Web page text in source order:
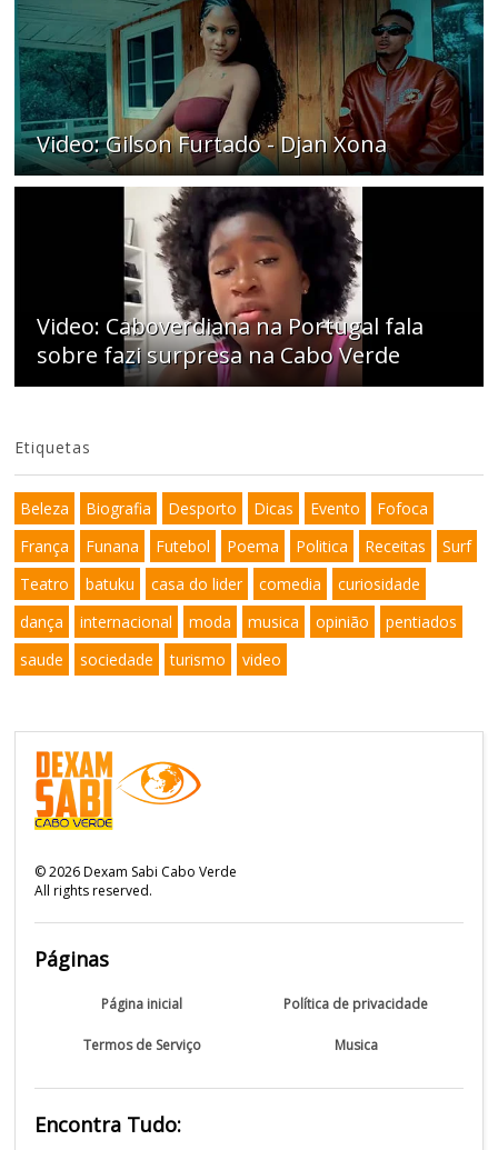
Video: Gilson Furtado - Djan Xona
Video: Caboverdiana na Portugal fala
sobre fazi surpresa na Cabo Verde
Etiquetas
Beleza Biografia Desporto Dicas Evento
Fofoca
França
Funana Futebol Poema Politica Receitas
Surf
Teatro
batuku casa do lider comedia
curiosidade
dança
internacional moda musica opinião
pentiados
saude
sociedade turismo video
©2026Dexam Sabi Cabo Verde
All rights reserved.
Páginas
Página inicial Política de privacidade
Termos de Serviço Musica
Encontra Tudo: